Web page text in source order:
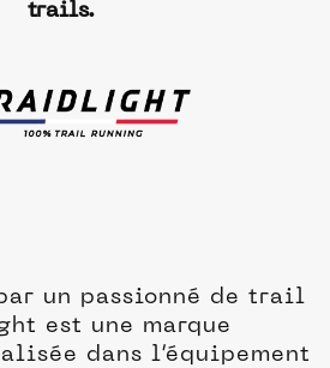
trails.
un passionné de trail
est une marque
dans l’équipement